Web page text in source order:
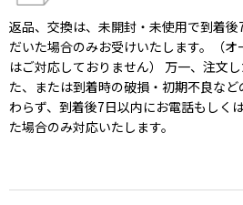
返品、交換は、未開封・未使用で到着
だいた場合のみお受けいたします。（
はご対応しておりません） 万一、注文
た、または到着時の破損・初期不良な
わらず、到着後7日以内にお電話もしく
た場合のみ対応いたします。